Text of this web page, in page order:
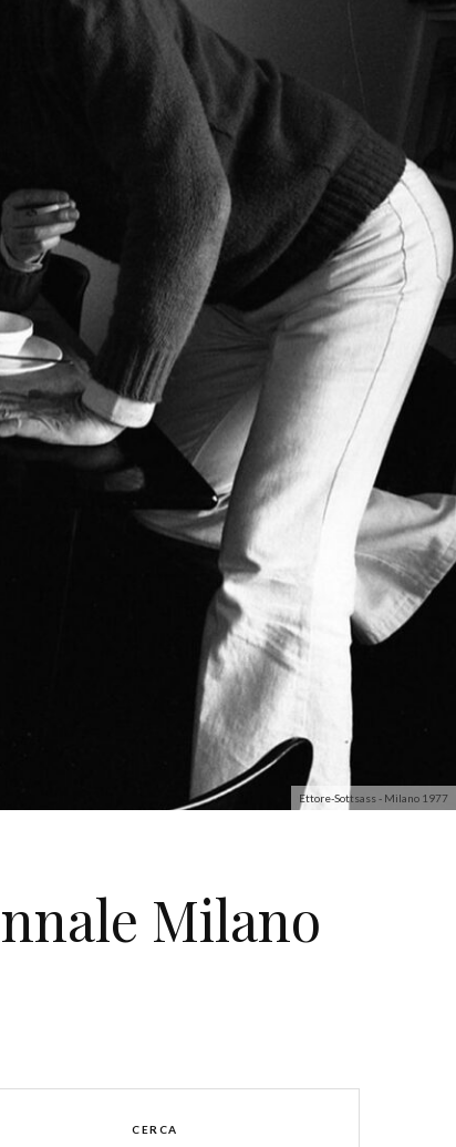
Ettore-Sottsass - Milano 1977
Milano
CERCA